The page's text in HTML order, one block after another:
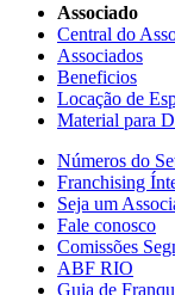
Associado
Central do
Associados
Beneficios
Locação de
Material para
Números do
Franchising
Seja um
Fale conosco
Comissões
ABF RIO
Guia de